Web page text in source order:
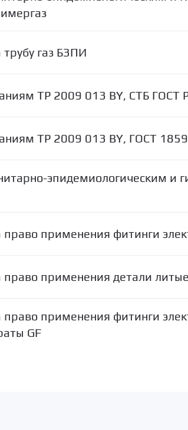
газ БЗПИ
ТР 2009 013 BY, СТБ ГОСТ
ТР 2009 013 BY, ГОСТ
эпидемиологическим и
применения фитинги
применения детали
применения фитинги
GF